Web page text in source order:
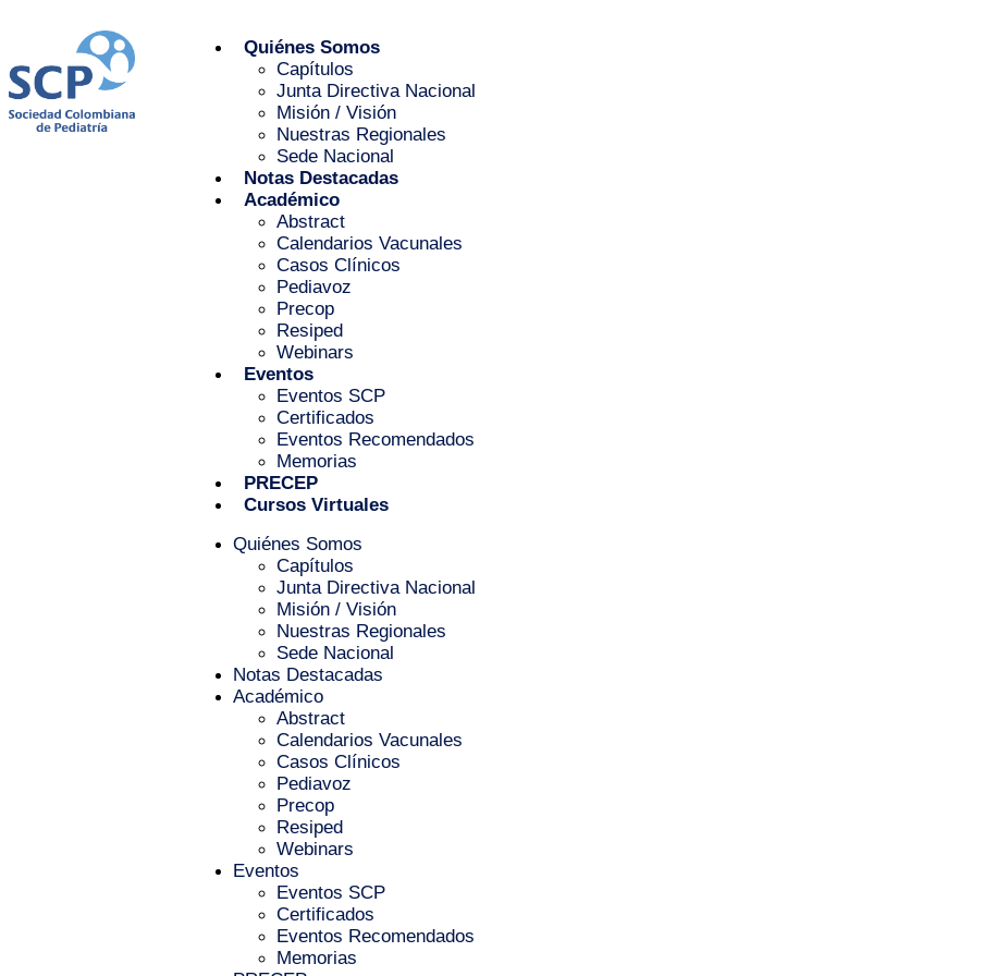
Quiénes Somos
Capítulos
Junta Directiva Nacional
Misión / Visión
Nuestras Regionales
Sede Nacional
Notas Destacadas
Académico
Abstract
Calendarios Vacunales
Casos Clínicos
Pediavoz
Precop
Resiped
Webinars
Eventos
Eventos SCP
Certificados
Eventos Recomendados
Memorias
PRECEP
Cursos Virtuales
Quiénes Somos
Capítulos
Junta Directiva Nacional
Misión / Visión
Nuestras Regionales
Sede Nacional
Notas Destacadas
Académico
Abstract
Calendarios Vacunales
Casos Clínicos
Pediavoz
Precop
Resiped
Webinars
Eventos
Eventos SCP
Certificados
Eventos Recomendados
Memorias